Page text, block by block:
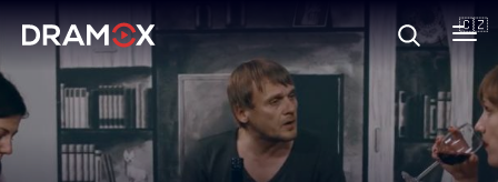
🇨🇿
Dárkové poukazy